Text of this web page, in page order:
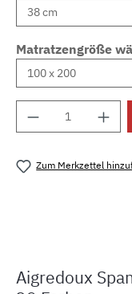
Matratzengröße
Produkt
Zum Merkzettel
Aigredoux